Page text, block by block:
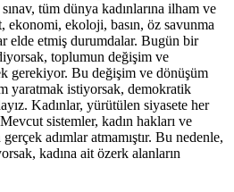
tüm dünya kadınlarına ilham ve
ekonomi, ekoloji, basın, öz savunma
elde etmiş durumdalar. Bugün bir
toplumun değişim ve
gerekiyor. Bu değişim ve dönüşüm
yaratmak istiyorsak, demokratik
Kadınlar, yürütülen siyasete her
sistemler, kadın hakları ve
adımlar atmamıştır. Bu nedenle,
kadına ait özerk alanların